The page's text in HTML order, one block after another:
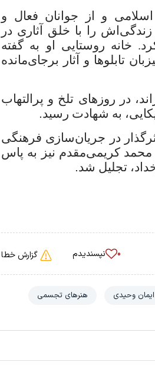
اسلامی و از جوانان فعال و
را با خلق آثاری در
خانه روستایی او به گفته
تابلوها و آثار برجای‌مانده
در روزهای تلخ و پرالتهاب
به شهادت رسید.
در جریان‌سازی فرهنگی
کریمی‌مقدم نیز به پاس
تجلیل شد.
۰ نپسندیدم گزارش خطا
وحیدی
هنرهای تجسمی